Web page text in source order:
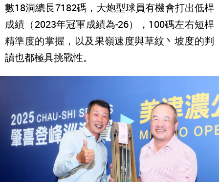
數18洞總長7182碼，大炮型球員有機會打出低桿
成績（2023年冠軍成績為-26），100碼左右短桿
精準度的掌握，以及果嶺速度與草紋丶坡度的判
讀也都極具挑戰性。